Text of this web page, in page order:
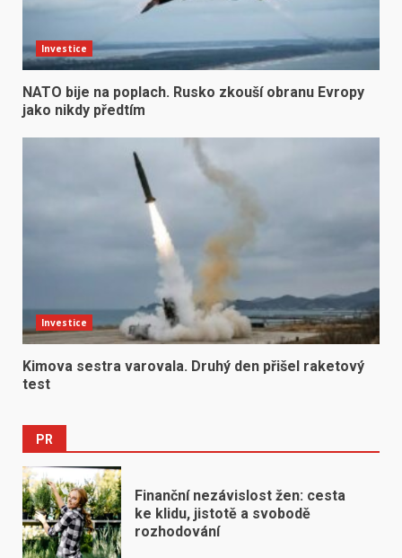
Investice
NATO bije na poplach. Rusko zkouší obranu Evropy
jako nikdy předtím
Investice
Kimova sestra varovala. Druhý den přišel raketový
test
PR
Finanční nezávislost žen: cesta
ke klidu, jistotě a svobodě
rozhodování